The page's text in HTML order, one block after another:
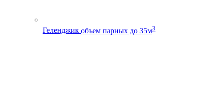
Геленджик объем парных до 35м3